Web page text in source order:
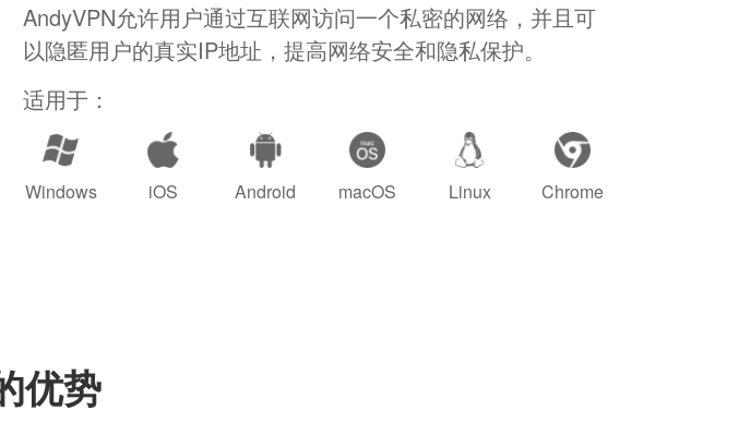
AndyVPN允许用户通过互联网访问一个私密的网络，并且可
以隐匿用户的真实IP地址，提高网络安全和隐私保护。
适用于：
Windows iOS Android macOS Linux Chrome
优势